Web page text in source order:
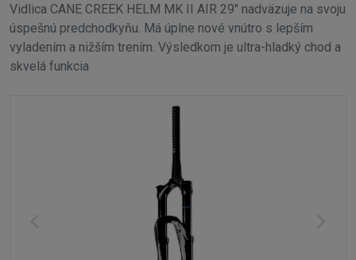
Vidlica CANE CREEK HELM MK II AIR 29" nadväzuje na svoju
úspešnú predchodkyňu. Má úplne nové vnútro s lepším
vyladením a nižším trením. Výsledkom je ultra-hladký chod a
skvelá funkcia